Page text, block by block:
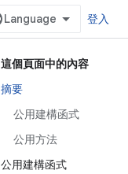
登入
這個頁面中的內容
摘要
公用建構函式
公用方法
公用建構函式